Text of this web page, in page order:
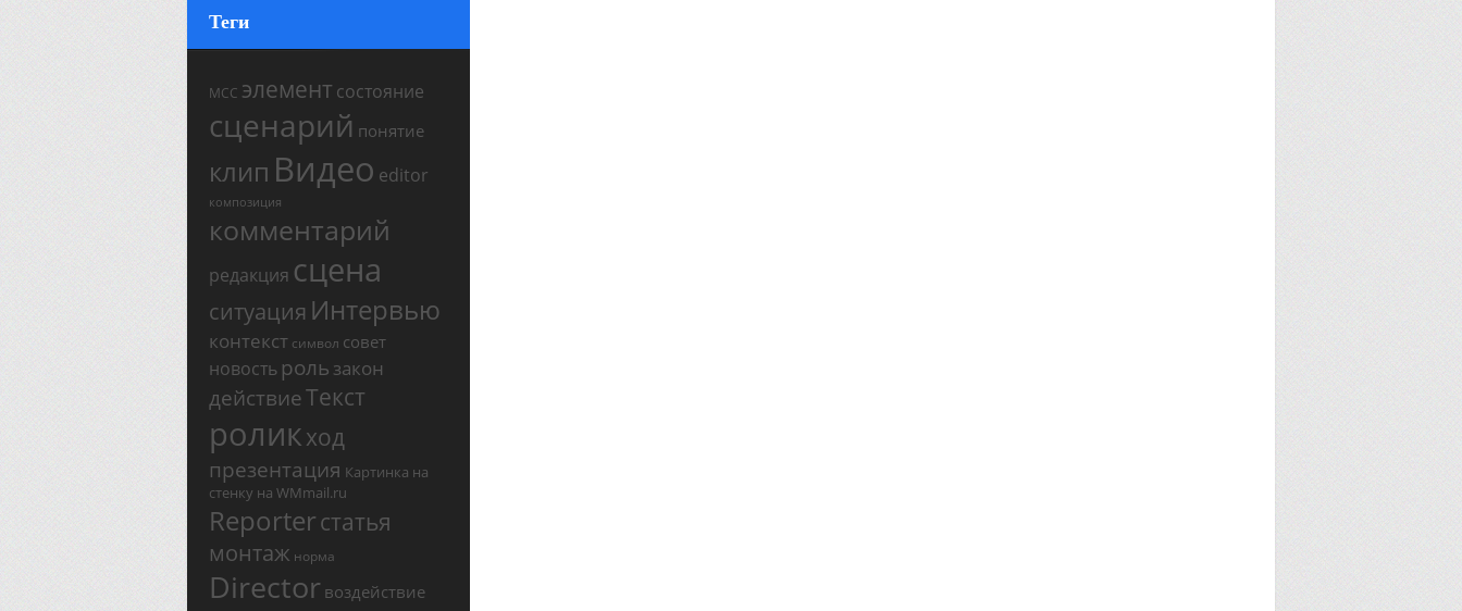
Теги
МСС элемент состояние
сценарий понятие
клип Видео editor
композиция
комментарий
редакция сцена
ситуация Интервью
контекст символ совет
новость роль закон
действиеТекст
роликход
презентация Картинка на
стенку на WMmail.ru
Reporterстатья
монтаж норма
Director воздействие